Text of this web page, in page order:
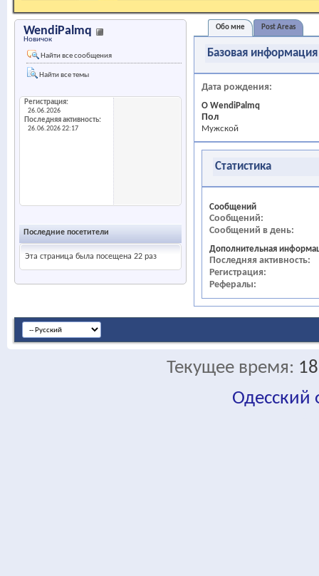
WendiPalmq
Новичок
Найти все сообщения
Найти все темы
Регистрация
26.06.2026
Последняя активность
26.06.202622:17
Последние посетители
Эта страница была посещена 22 раз
Обо мне Post Areas
Базовая информация
Дата рождения
О WendiPalmq
Пол
Мужской
Статистика
Сообщений
Сообщений
Сообщений в день
Дополнительная
Последняя активность
Регистрация
Рефералы
Текущее время:
Одесский